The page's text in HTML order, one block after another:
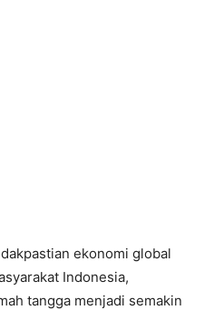
ekonomi global
Indonesia,
tangga menjadi semakin